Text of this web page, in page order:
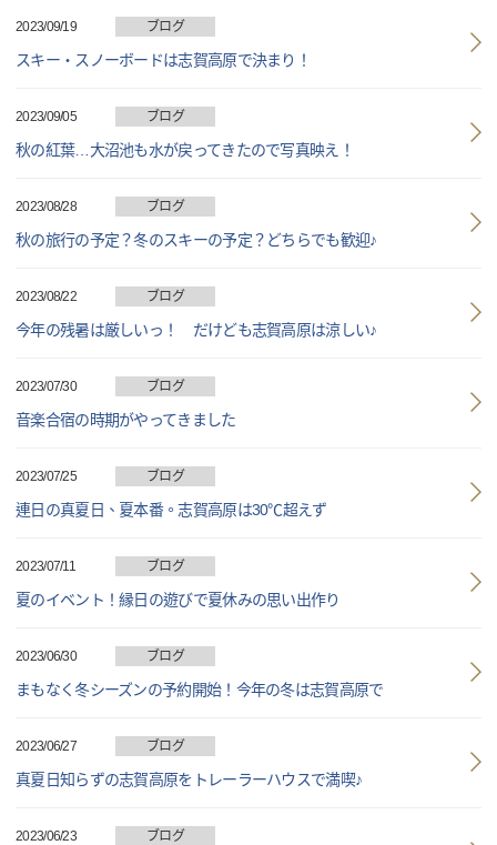
2023/09/19 ブログ
スキー・スノーボードは志賀高原で決まり！
2023/09/05 ブログ
秋の紅葉…大沼池も水が戻ってきたので写真映え！
2023/08/28 ブログ
秋の旅行の予定？冬のスキーの予定？どちらでも歓迎♪
2023/08/22 ブログ
今年の残暑は厳しいっ！ だけども志賀高原は涼しい♪
2023/07/30 ブログ
音楽合宿の時期がやってきました
2023/07/25 ブログ
連日の真夏日、夏本番。志賀高原は30℃超えず
2023/07/11 ブログ
夏のイベント！縁日の遊びで夏休みの思い出作り
2023/06/30 ブログ
まもなく冬シーズンの予約開始！今年の冬は志賀高原で
2023/06/27 ブログ
真夏日知らずの志賀高原をトレーラーハウスで満喫♪
2023/06/23 ブログ